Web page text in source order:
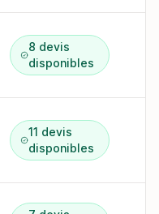
8 devis
disponibles
11 devis
disponibles